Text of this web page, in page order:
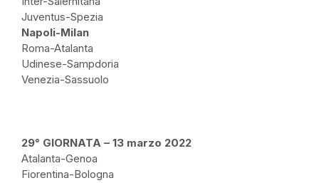
Juventus-Spezia
Napoli-Milan
Roma-Atalanta
Udinese-Sampdoria
Venezia-Sassuolo
29° GIORNATA – 13 marzo 2022
Atalanta-Genoa
Fiorentina-Bologna